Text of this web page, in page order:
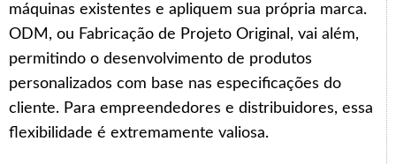
máquinas existentes e apliquem sua própria marca.
ODM, ou Fabricação de Projeto Original, vai além,
permitindo o desenvolvimento de produtos
personalizados com base nas especificações do
cliente. Para empreendedores e distribuidores, essa
flexibilidade é extremamente valiosa.